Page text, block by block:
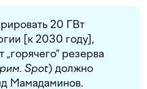
20 ГВт
[к 2030 году],
резерва
Spot) должно
Мамадаминов.